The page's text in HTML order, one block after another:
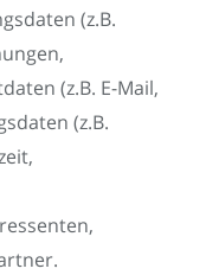
(z.B.
(z.B. E-Mail,
(z.B.